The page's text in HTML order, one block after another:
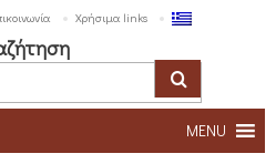
Χρήσιμα links
MENU